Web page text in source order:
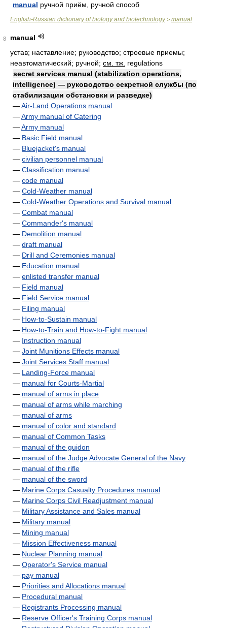
manual ручной приём, ручной способ
English-Russian dictionary of biology and biotechnology> manual
8
manual
устав; наставление; руководство; строевые приемы;
неавтоматический; ручной; см. тж. regulations
secret services manual (stabilization operations,
intelligence) — руководство секретной службы (по
стабилизации обстановки и разведке)
—Air-Land Operations manual
—Army manual of Catering
—Army manual
— Basic Field manual
— Bluejacket's manual
— civilian personnel manual
— Classification manual
— code manual
— Cold-Weather manual
— Cold-Weather Operations and Survival manual
— Combat manual
— Commander's manual
— Demolition manual
— draft manual
— Drill and Ceremonies manual
— Education manual
— enlisted transfer manual
— Field manual
— Field Service manual
— Filing manual
— How-to-Sustain manual
— How-to-Train and How-to-Fight manual
— Instruction manual
— Joint Munitions Effects manual
— Joint Services Staff manual
— Landing-Force manual
— manual for Courts-Martial
— manual of arms in place
— manual of arms while marching
— manual of arms
— manual of color and standard
— manual of Common Tasks
— manual of the guidon
— manual of the Judge Advocate General of the Navy
— manual of the rifle
— manual of the sword
— Marine Corps Casualty Procedures manual
— Marine Corps Civil Readjustment manual
— Military Assistance and Sales manual
— Military manual
— Mining manual
— Mission Effectiveness manual
— Nuclear Planning manual
— Operator's Service manual
— pay manual
— Priorities and Allocations manual
— Procedural manual
— Registrants Processing manual
— Reserve Officer's Training Corps manual